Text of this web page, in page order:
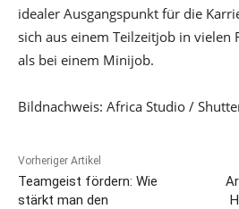
idealer Ausgangspunkt für die
sich aus einem Teilzeitjob in vielen
als bei einem Minijob.
Bildnachweis: Africa Studio /
Vorheriger Artikel
Teamgeist fördern: Wie
stärkt man den